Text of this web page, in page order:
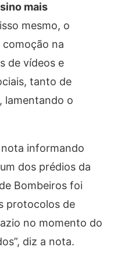
mais
mesmo, o
na
de vídeos e
tanto de
lamentando o
informando
dos prédios da
Bombeiros foi
protocolos de
no momento do
diz a nota.